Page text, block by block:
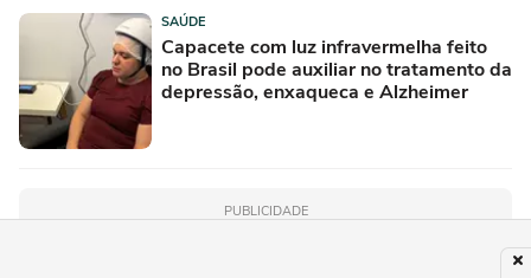
SAÚDE
Capacete com luz infravermelha feito
no Brasil pode auxiliar no tratamento da
depressão, enxaqueca e Alzheimer
PUBLICIDADE